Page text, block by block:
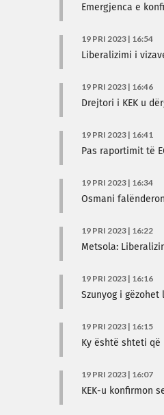
Emergjenca e
19 PRI 2023 | 16:54
Liberalizimi i
19 PRI 2023 | 16:46
Drejtori i KEK u
19 PRI 2023 | 16:41
Pas raportimit të
19 PRI 2023 | 16:34
Osmani
19 PRI 2023 | 16:22
Metsola:
19 PRI 2023 | 16:16
Szunyog i
19 PRI 2023 | 16:15
Ky është shteti
19 PRI 2023 | 16:07
KEK-u konfirmon